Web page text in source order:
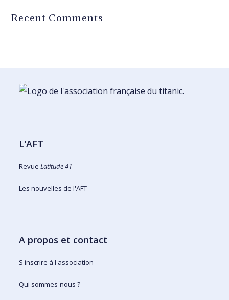
Recent Comments
L'AFT
RevueLatitude 41
Les nouvelles de l'AFT
A propos et contact
S'inscrire à l'association
Qui sommes-nous ?